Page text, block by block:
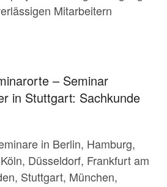
Mitarbeitern
– Seminar
in Stuttgart: Sachkunde
in Berlin, Hamburg,
Düsseldorf, Frankfurt am
Stuttgart, München,